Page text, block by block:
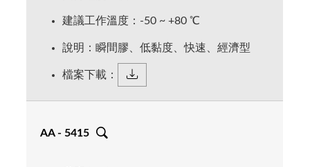
建議工作溫度：-50 ~ +80 ℃
說明：瞬間膠、低黏度、快速、經濟型
檔案下載：
AA - 5415